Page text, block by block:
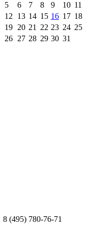
5
6 7 8 9 10 11
12
13 14 15 16 17 18
19 20 21 22 23 24 25
26 27 28 29 30 31
8 (495) 780-76-71